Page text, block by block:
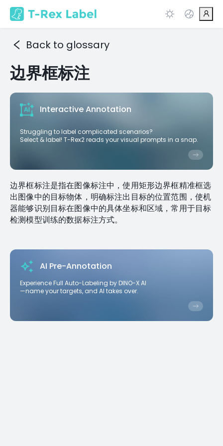
Back to glossary
边界框标注
Interactive Annotation
Struggling to label complicated scenarios?
Select & label! T-Rex2 reads your visual prompts in a snap.
边界框标注是指在图像标注中，使用矩形边界框精准框选
出图像中的目标物体，明确标注出目标的位置范围，使机
器能够识别目标在图像中的具体坐标和区域，常用于目标
检测模型训练的数据标注方式。
AI Pre-Annotation
Experience Full Auto-Labeling by DINO-X AI
—name your targets, and AI takes over.